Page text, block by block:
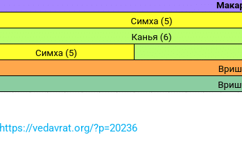
https://vedavrat.org/?p=20236